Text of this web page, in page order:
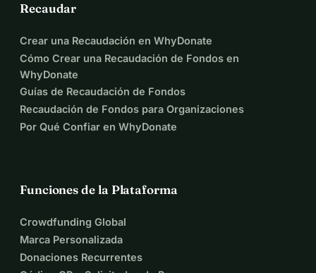
Recaudar
Crear una Recaudación en WhyDonate
Cómo Crear una Recaudación de Fondos en
WhyDonate
Guías de Recaudación de Fondos
Recaudación de Fondos para Organizaciones
Por Qué Confiar en WhyDonate
Funciones de la Plataforma
Crowdfunding Global
Marca Personalizada
Donaciones Recurrentes